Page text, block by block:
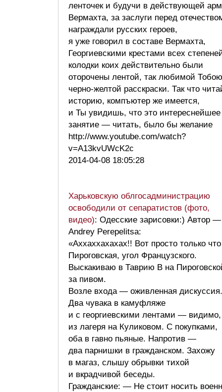
ленточек и будучи в действующей
Вермахта, за заслуги перед
награждали русских героев,
я уже говорил в составе Вермахта,
Георгиевскими крестами всех
колодки коих действительно были
оторочены лентой, так любимой Тобою
черно-желтой расскраски. Так что
историю, компъютер же имеется,
и Ты увидишь, что это интереснейшее
занятие — читать, было бы желание
http://www.youtube.com/watch?
v=A13kvUWcK2c
2014-04-08 18:05:28
Харьковскую облгосадминистрацию
освободили от сепаратистов (фото,
видео): Одесские зарисовки:) Автор —
Andrey Perepelitsa:
«Аххаххахахах!! Вот просто только
Пироговская, угол Французского.
Выскакиваю в Таврию В на
за пивом.
Возле входа — оживленная дискуссия.
Два чувака в камуфляже
и с георгиевскими лентами — видимо,
из лагеря на Куликовом. С покупками,
оба в гавно пьяные. Напротив —
два парнишки в гражданском. Захожу
в магаз, слышу обрывки тихой
и вкрадчивой беседы.
Гражданские: — Не стоит носить